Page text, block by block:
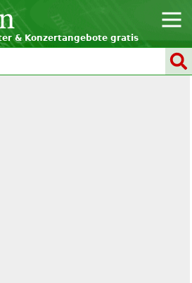
& Konzertangebote gratis